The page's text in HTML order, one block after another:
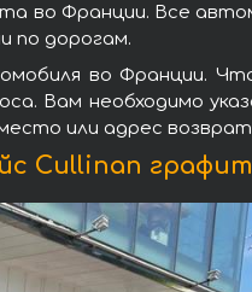
во Франции. Все
по дорогам.
во Франции.
Вам необходимо
или адрес
Cullinan